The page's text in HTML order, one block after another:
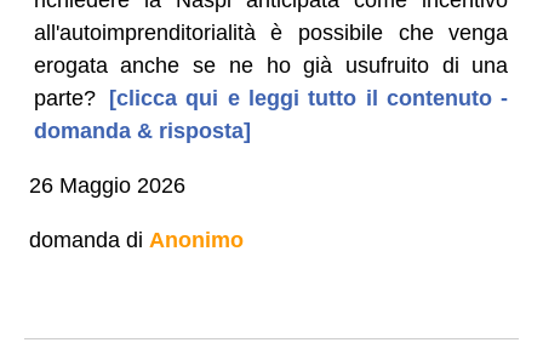
all'autoimprenditorialità è possibile che venga
erogata anche se ne ho già usufruito di una
parte?
[clicca qui e leggi tutto il contenuto -
domanda & risposta]
26 Maggio 2026
domanda di Anonimo